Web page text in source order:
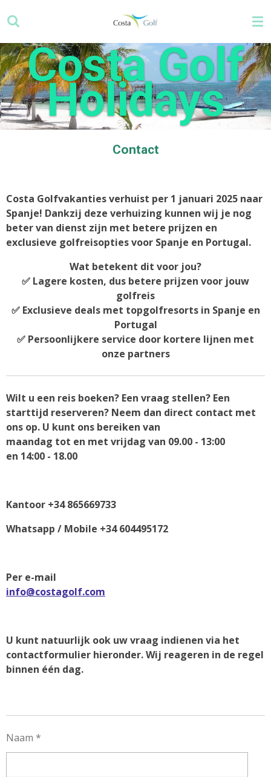
direct
naar
de
hoofdinhoud
Costa Golf
Holidays
Contact
Costa Golfvakanties verhuist per 1 januari 2025 naar
Spanje! Dankzij deze verhuizing kunnen wij je nog
beter van dienst zijn met betere prijzen en
exclusieve golfreisopties voor Spanje en Portugal.
Wat betekent dit voor jou?
✅ Lagere kosten, dus betere prijzen voor jouw
golfreis
✅ Exclusieve deals met topgolfresorts in Spanje en
Portugal
✅ Persoonlijkere service door kortere lijnen met
onze partners
Wilt u een reis boeken? Een vraag stellen? Een
starttijd reserveren? Neem dan direct contact met
ons op. U kunt ons bereiken van
maandag tot en met vrijdag van 09.00 - 13:00
en 14:00 - 18.00
Kantoor +34 865669733
Whatsapp / Mobile +34 604495172
Per e-mail
info@costagolf.com
U kunt natuurlijk ook uw vraag indienen via het
contactformulier hieronder. Wij reageren in de regel
binnen één dag.
Naam *